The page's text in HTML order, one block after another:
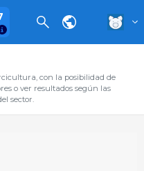
con la posibilidad de
o ver resultados según las
sector.